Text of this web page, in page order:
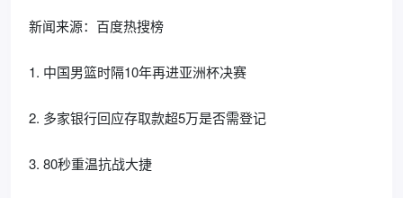
新闻来源：百度热搜榜
1. 中国男篮时隔10年再进亚洲杯决赛
2. 多家银行回应存取款超5万是否需登记
3. 80秒重温抗战大捷